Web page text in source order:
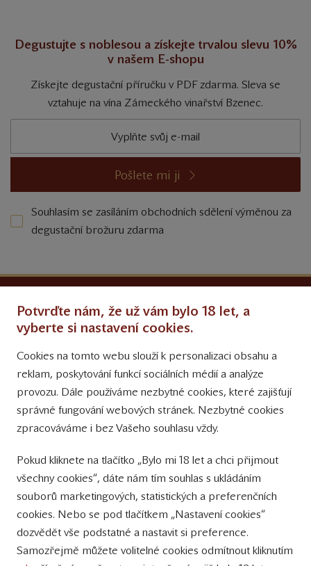
Degustujte s noblesou a získejte trvalou slevu 10%
v našem E-shopu
Získejte degustační příručku v PDF zdarma. Sleva se
vztahuje na vína Zámeckého vinařství Bzenec.
Pošlete mi ji
Souhlasím se zasíláním obchodních sdělení výměnou za
degustační brožuru zdarma
Obchodní podmínky
Přinášíme vám týdně
tipy na Facebooku
Sledujte nás
na Instagramu
Sledujte náš
YouTube kanál
Přihlášení k odběru novinek
Potvrďte nám, že už vám bylo 18 let, a
vyberte si nastavení cookies.
Cookies na tomto webu slouží k personalizaci obsahu a
reklam, poskytování funkcí sociálních médií a analýze
provozu. Dále používáme nezbytné cookies, které zajišťují
správné fungování webových stránek. Nezbytné cookies
zpracováváme i bez Vašeho souhlasu vždy.
Pokud kliknete na tlačítko „Bylo mi 18 let a chci přijmout
všechny cookies“, dáte nám tím souhlas s ukládáním
souborů marketingových, statistických a preferenčních
cookies. Nebo se pod tlačítkem „Nastavení cookies“
dozvědět vše podstatné a nastavit si preference.
Samozřejmě můžete volitelné cookies odmítnout kliknutím